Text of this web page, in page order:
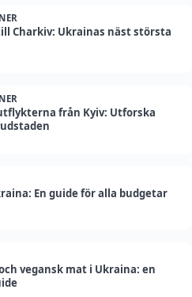
Charkiv: Ukrainas näst största
från Kyiv: Utforska
En guide för alla budgetar
vegansk mat i Ukraina: en